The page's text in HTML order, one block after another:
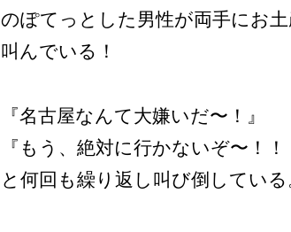
のぽてっとした男性が両手にお
叫んでいる！
『名古屋なんて大嫌いだ〜！』
『もう、絶対に行かないぞ〜！！
と何回も繰り返し叫び倒している